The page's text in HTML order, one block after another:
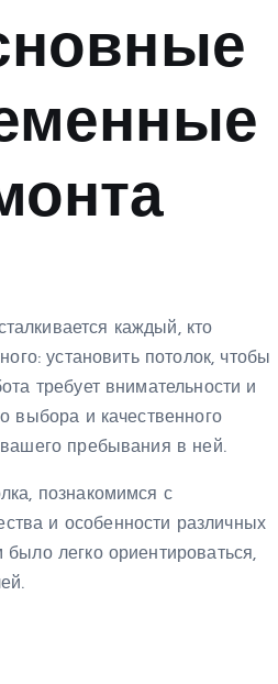
каждый, кто
установить потолок, чтобы
требует внимательности и
выбора и качественного
пребывания в ней.
познакомимся с
и особенности различных
легко ориентироваться,